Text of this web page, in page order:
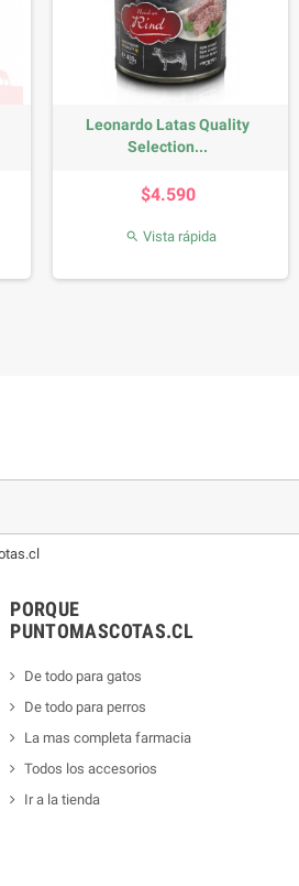
Leonardo Latas Quality
Selection...
$4.590
 Vista rápida
PORQUE
PUNTOMASCOTAS.CL
De todo para gatos
De todo para perros
La mas completa farmacia
Todos los accesorios
Ir a la tienda